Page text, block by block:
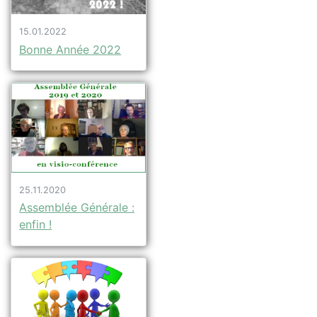
15.01.2022
Bonne Année 2022
25.11.2020
Assemblée Générale :
enfin !